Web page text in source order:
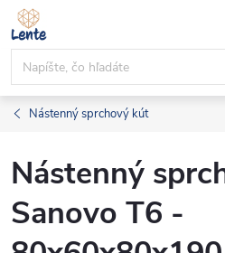
Prejsť
na
obsah
Nástenný sprchový kút
Nástenný
Sanovo T6 -